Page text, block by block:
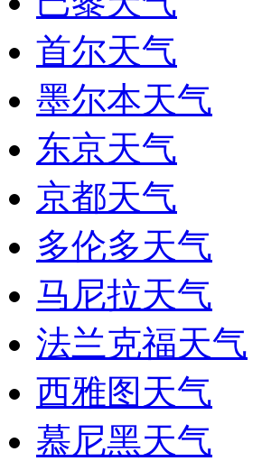
首尔天气
墨尔本天气
东京天气
京都天气
多伦多天气
马尼拉天气
法兰克福天气
西雅图天气
慕尼黑天气